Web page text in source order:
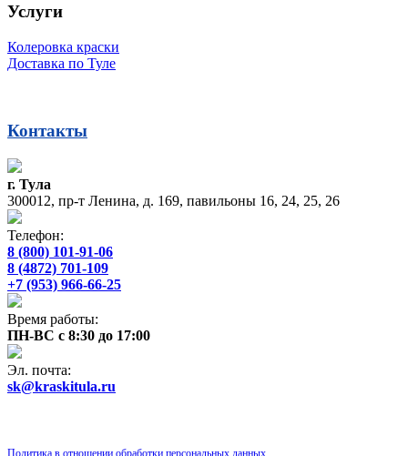
Услуги
Колеровка краски
Доставка по Туле
Контакты
г. Тула
300012, пр-т Ленина, д. 169, павильоны 16, 24, 25, 26
Телефон:
8 (800) 101-91-06
8 (4872) 701-109
+7 (953) 966-66-25
Время работы:
ПН-ВС с 8:30 до 17:00
Эл. почта:
sk@kraskitula.ru
Политика в отношении обработки персональных данных